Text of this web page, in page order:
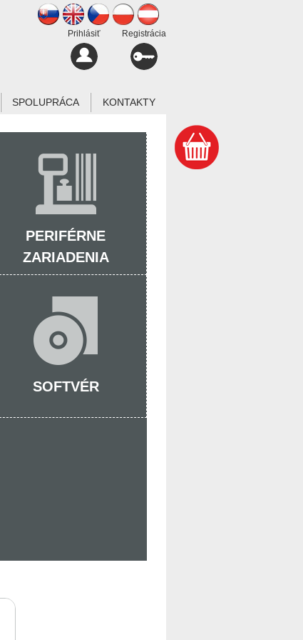
Prihlásiť Registrácia
PERIFÉRNE
ZARIADENIA
SOFTVÉR
SPOLUPRÁCA KONTAKTY